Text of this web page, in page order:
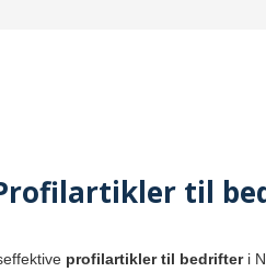
til
profilartikler til bedrifteri